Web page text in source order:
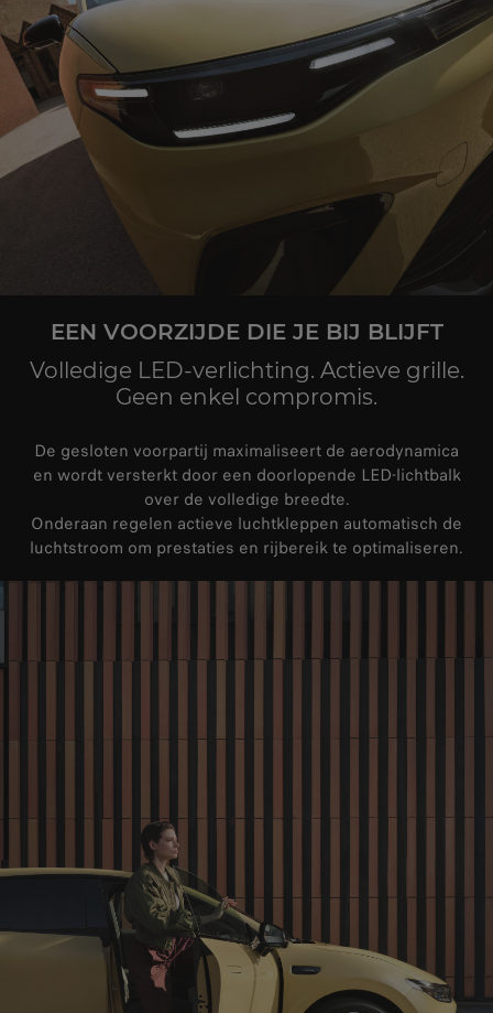
EEN VOORZIJDE DIE JE BIJ BLIJFT
Volledige LED-verlichting. Actieve grille.
Geen enkel compromis.
De gesloten voorpartij maximaliseert de aerodynamica
en wordt versterkt door een doorlopende LED‑lichtbalk
over de volledige breedte.
Onderaan regelen actieve luchtkleppen automatisch de
luchtstroom om prestaties en rijbereik te optimaliseren.